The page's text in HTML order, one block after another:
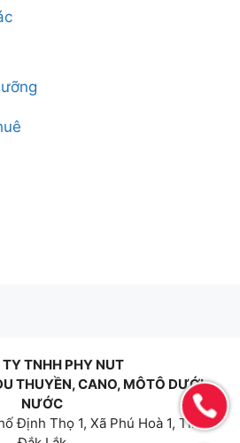
TY TNHH PHY NUT
THUYỀN, CANO, MÔTÔ DƯỚI
NƯỚC
Định Thọ 1, Xã Phú Hoà 1, Tỉnh